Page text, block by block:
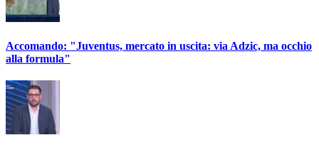
Accomando: "Juventus, mercato in uscita: via Adzic, ma occhio
alla formula"